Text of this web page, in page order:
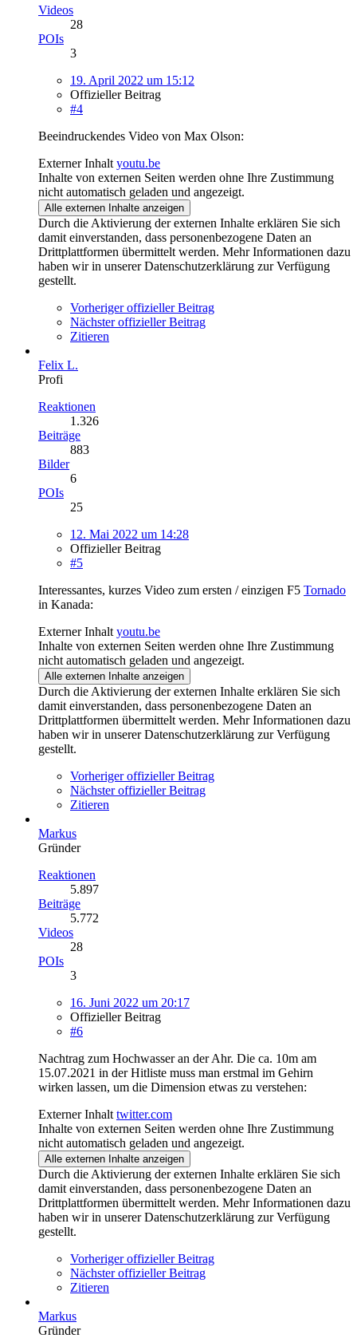
Videos
28
POIs
3
19. April 2022 um 15:12
Offizieller Beitrag
#4
Beeindruckendes Video von Max Olson:
Externer Inhalt youtu.be
Inhalte von externen Seiten werden ohne Ihre Zustimmung
nicht automatisch geladen und angezeigt.
Alle externen Inhalte anzeigen
Durch die Aktivierung der externen Inhalte erklären Sie sich
damit einverstanden, dass personenbezogene Daten an
Drittplattformen übermittelt werden. Mehr Informationen dazu
haben wir in unserer Datenschutzerklärung zur Verfügung
gestellt.
Vorheriger offizieller Beitrag
Nächster offizieller Beitrag
Zitieren
Felix L.
Profi
Reaktionen
1.326
Beiträge
883
Bilder
6
POIs
25
12. Mai 2022 um 14:28
Offizieller Beitrag
#5
Interessantes, kurzes Video zum ersten / einzigen F5 Tornado
in Kanada:
Externer Inhalt youtu.be
Inhalte von externen Seiten werden ohne Ihre Zustimmung
nicht automatisch geladen und angezeigt.
Alle externen Inhalte anzeigen
Durch die Aktivierung der externen Inhalte erklären Sie sich
damit einverstanden, dass personenbezogene Daten an
Drittplattformen übermittelt werden. Mehr Informationen dazu
haben wir in unserer Datenschutzerklärung zur Verfügung
gestellt.
Vorheriger offizieller Beitrag
Nächster offizieller Beitrag
Zitieren
Markus
Gründer
Reaktionen
5.897
Beiträge
5.772
Videos
28
POIs
3
16. Juni 2022 um 20:17
Offizieller Beitrag
#6
Nachtrag zum Hochwasser an der Ahr. Die ca. 10m am
15.07.2021 in der Hitliste muss man erstmal im Gehirn
wirken lassen, um die Dimension etwas zu verstehen:
Externer Inhalt twitter.com
Inhalte von externen Seiten werden ohne Ihre Zustimmung
nicht automatisch geladen und angezeigt.
Alle externen Inhalte anzeigen
Durch die Aktivierung der externen Inhalte erklären Sie sich
damit einverstanden, dass personenbezogene Daten an
Drittplattformen übermittelt werden. Mehr Informationen dazu
haben wir in unserer Datenschutzerklärung zur Verfügung
gestellt.
Vorheriger offizieller Beitrag
Nächster offizieller Beitrag
Zitieren
Markus
Gründer